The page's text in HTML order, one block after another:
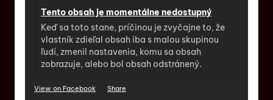
Tento obsah je momentálne nedostupný
Keď sa toto stane, príčinou je zvyčajne to, že
vlastník zdieľal obsah iba s malou skupinou
ľudí, zmenil nastavenia, komu sa obsah
zobrazuje, alebo bol obsah odstránený.
View on Facebook · Share